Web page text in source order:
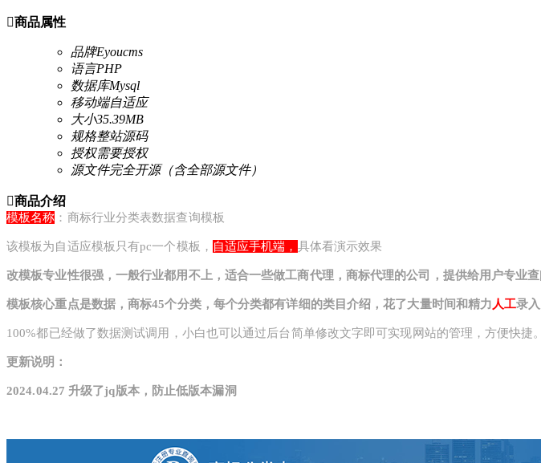
商品属性
品牌Eyoucms
语言PHP
数据库Mysql
移动端自适应
大小35.39MB
规格整站源码
授权需要授权
源文件完全开源（含全部源文件）
商品介绍
模板名称 ：商标行业分类表数据查询模板
该模板为自适应模板只有pc一个模板， 自适应手机端， 具体看演示效果
改模板专业性很强，一般行业都用不上，适合一些做工商代理，商标代理的公司，提供给用户专业
模板核心重点是数据，商标45个分类，每个分类都有详细的类目介绍，花了大量时间和精力 人工录
100%都已经做了数据测试调用，小白也可以通过后台简单修改文字即可实现网站的管理，方便快捷。
更新说明：
2024.04.27 升级了jq版本，防止低版本漏洞